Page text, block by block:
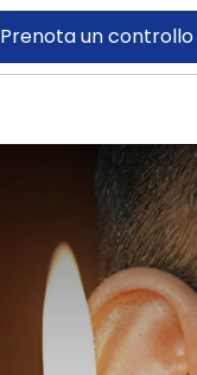
Prenota un controllo